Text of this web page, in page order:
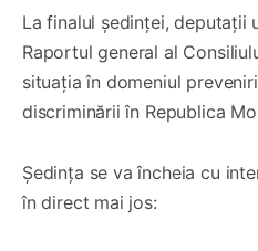
La finalul ședinței, deputații
Raportul general al
situația în domeniul
discriminării în Republica
Ședința se va încheia cu
în direct mai jos: